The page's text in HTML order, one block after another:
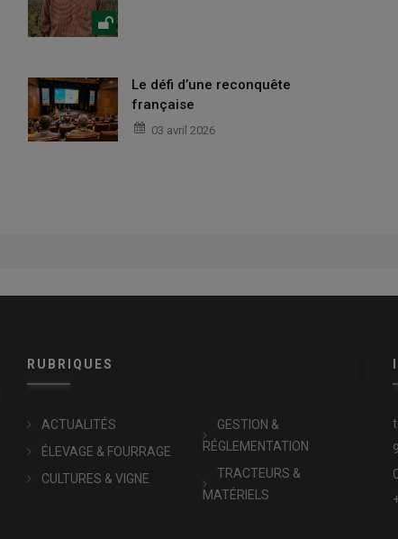
Le défi d’une reconquête
française
03 avril 2026
RUBRIQUES
ACTUALITÉS
ÉLEVAGE & FOURRAGE
CULTURES & VIGNE
GESTION &
RÉGLEMENTATION
TRACTEURS &
MATÉRIELS